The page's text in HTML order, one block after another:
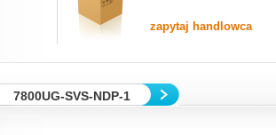
zapytaj handlowca
7800UG-SVS-NDP-1